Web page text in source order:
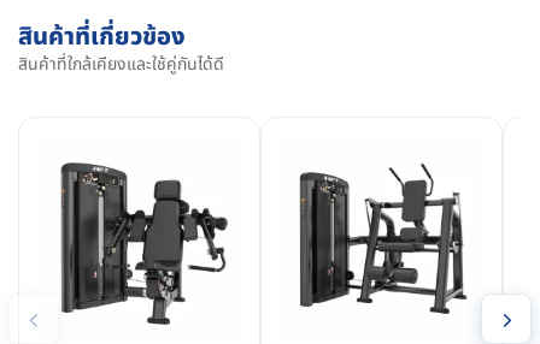
สินค้าที่เกี่ยวข้อง
สินค้าที่ใกล้เคียงและใช้คู่กันได้ดี
‹ ›